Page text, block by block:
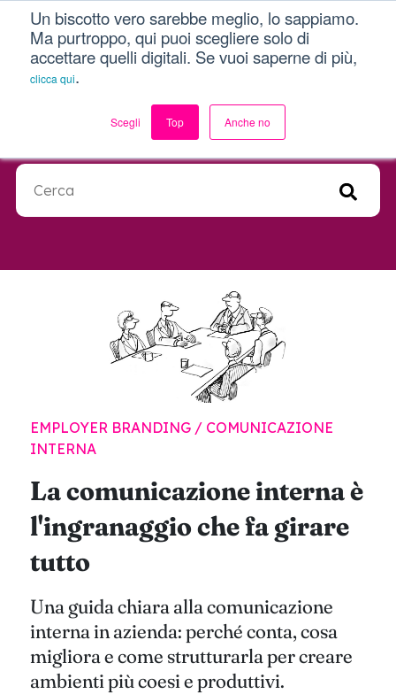
Un biscotto vero sarebbe meglio, lo sappiamo.
Ma purtroppo, qui puoi scegliere solo di
accettare quelli digitali. Se vuoi saperne di più,
clicca qui.
Scegli Top Anche no
Menu
Dici Davvero?!
Più di un semplice blog.
Questo è un campo di ricerca con una funzionalità di
EMPLOYER BRANDING / COMUNICAZIONE
INTERNA
La comunicazione interna è
l'ingranaggio che fa girare
tutto
Una guida chiara alla comunicazione
interna in azienda: perché conta, cosa
migliora e come strutturarla per creare
ambienti più coesi e produttivi.